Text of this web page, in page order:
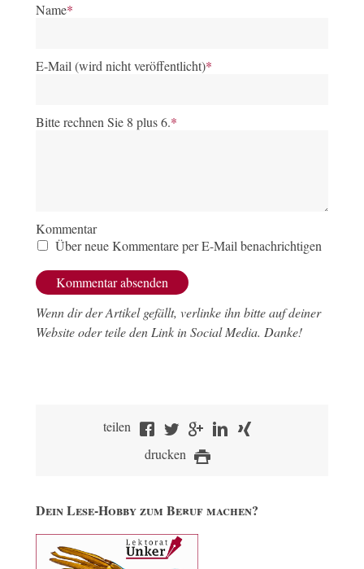
Name*
E-Mail (wird nicht veröffentlicht)*
Bitte rechnen Sie 8 plus 6.*
Kommentar
Über neue Kommentare per E-Mail benachrichtigen
Wenn dir der Artikel gefällt, verlinke ihn bitte auf deiner
Website oder teile den Link in Social Media. Danke!
teilen
drucken
Dein Lese-Hobby zum Beruf machen?